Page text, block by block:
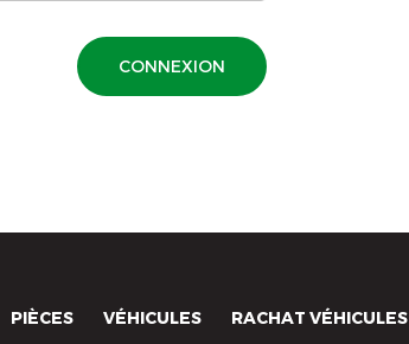
CONNEXION
PIÈCES VÉHICULES RACHAT VÉHICULES